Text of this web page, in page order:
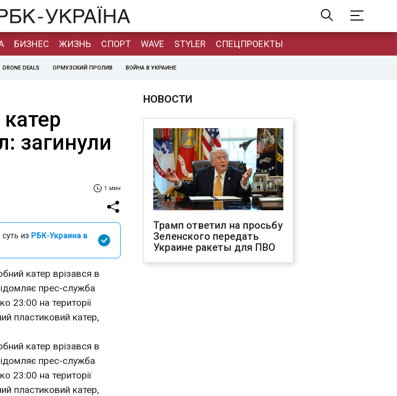
БИЗНЕС ЖИЗНЬ СПОРТ WAVE STYLER СПЕЦПРОЕКТЫ
DRONE DEALS ОРМУЗСКИЙ ПРОЛИВ ВОЙНА В УКРАИНЕ
загинули
1 мин
из РБК-Украина в
катер врізався в
прес-служба
23:00 на території
пластиковий катер,
катер врізався в
прес-служба
23:00 на території
пластиковий катер,
НОВОСТИ
Трамп ответил на просьбу
Зеленского передать
Украине ракеты для ПВО